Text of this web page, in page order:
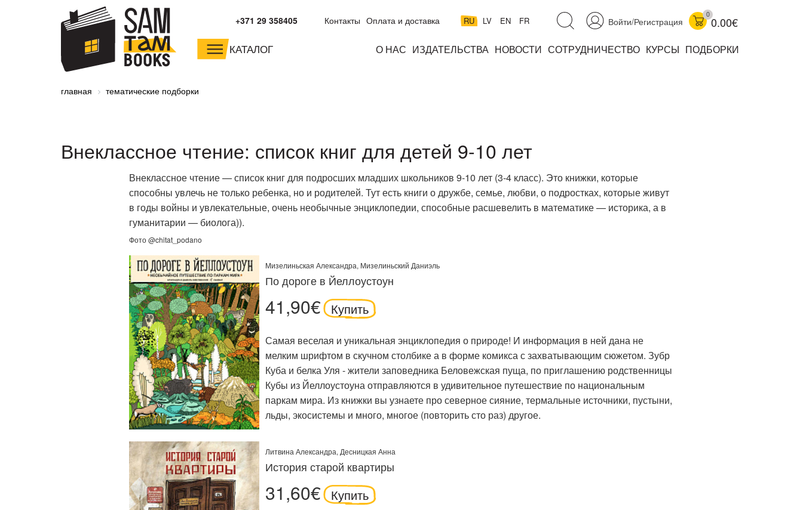
Войти/Регистрация
0
0.00€
RU LV EN FR
Контакты Оплата и доставка
+371 29 358405
КАТАЛОГ О НАС ИЗДАТЕЛЬСТВА НОВОСТИ СОТРУДНИЧЕСТВО КУРСЫ ПОДБОРКИ
малышам и
дошкольникам
младшим школьникам
главная тематические подборки
Внеклассное чтение: список книг для детей 9-10 лет
Внеклассное чтение — список книг для подросших младших школьников 9-10 лет (3-4 класс). Это книжки, которые
способны увлечь не только ребенка, но и родителей. Тут есть книги о дружбе, семье, любви, о подростках, которые живут
в годы войны и увлекательные, очень необычные энциклопедии, способные расшевелить в математике — историка, а в
гуманитарии — биолога)).
Фото @chitat_podano
Мизелиньская Александра, Мизелиньский Даниэль
По дороге в Йеллоустоун
41,90€ Купить
Самая веселая и уникальная энциклопедия о природе! И информация в ней дана не
мелким шрифтом в скучном столбике а в форме комикса с захватывающим сюжетом. Зубр
Куба и белка Уля - жители заповедника Беловежская пуща, по приглашению родственницы
Кубы из Йеллоустоуна отправляются в удивительное путешествие по национальным
паркам мира. Из книжки вы узнаете про северное сияние, термальные источники, пустыни,
льды, экосистемы и много, многое (повторить сто раз) другое.
Литвина Александра, Десницкая Анна
История старой квартиры
31,60€ Купить